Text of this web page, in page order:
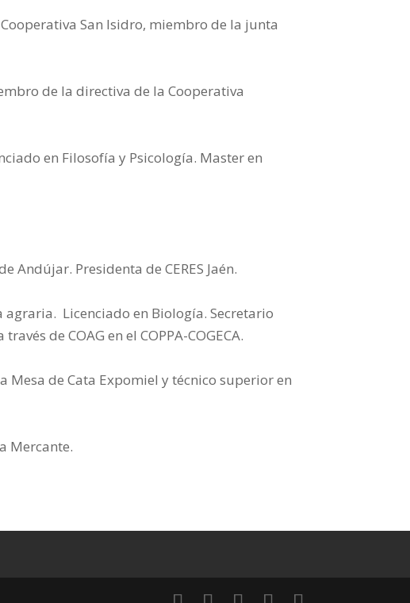
San Isidro, miembro de la junta
de la directiva de la Cooperativa
en Filosofía y Psicología. Master en
Presidenta de CERES Jaén.
Licenciado en Biología. Secretario
de COAG en el COPPA-COGECA.
de Cata Expomiel y técnico superior en
Mercante.